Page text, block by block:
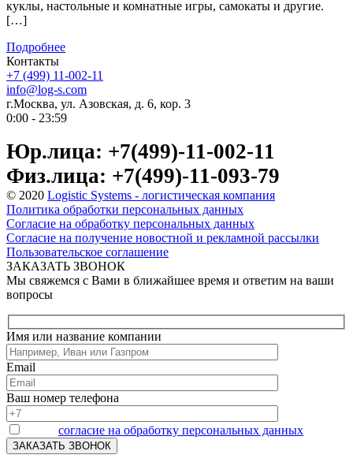
куклы, настольные и комнатные игры, самокаты и другие.
[…]
Подробнее
Контакты
+7 (499) 11-002-11
info@log-s.com
г.Москва, ул. Азовская, д. 6, кор. 3
0:00 - 23:59
Юр.лица: +7(499)-11-002-11
Физ.лица: +7(499)-11-093-79
© 2020 Logistic Systems - логистическая компания
Политика обработки персональных данных
Согласие на обработку персональных данных
Согласие на получение новостной и рекламной рассылки
Пользовательское соглашение
ЗАКАЗАТЬ ЗВОНОК
Мы свяжемся с Вами в ближайшее время и ответим на ваши
вопросы
Имя или название компании
Email
Ваш номер телефона
согласие на обработку персональных данных